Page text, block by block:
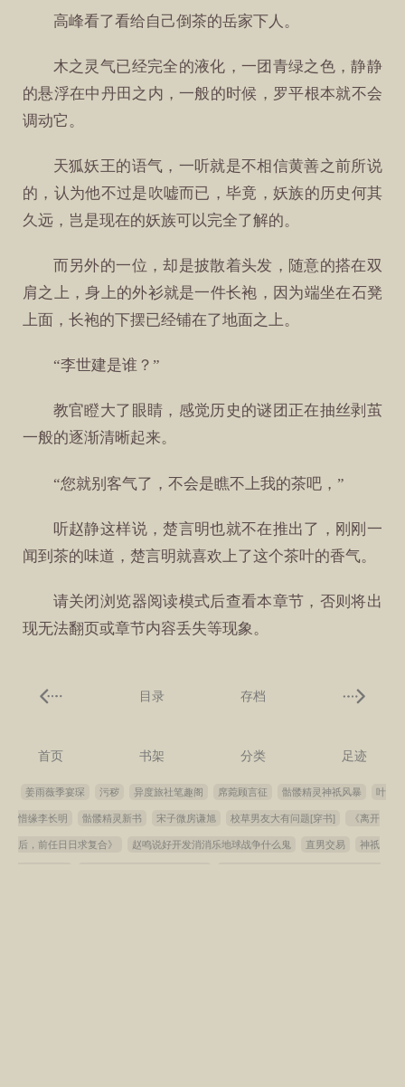
高峰看了看给自己倒茶的岳家下人。
木之灵气已经完全的液化，一团青绿之色，静静
的悬浮在中丹田之内，一般的时候，罗平根本就不会
调动它。
天狐妖王的语气，一听就是不相信黄善之前所说
的，认为他不过是吹嘘而已，毕竟，妖族的历史何其
久远，岂是现在的妖族可以完全了解的。
而另外的一位，却是披散着头发，随意的搭在双
肩之上，身上的外衫就是一件长袍，因为端坐在石凳
上面，长袍的下摆已经铺在了地面之上。
“李世建是谁？”
教官瞪大了眼睛，感觉历史的谜团正在抽丝剥茧
一般的逐渐清晰起来。
“您就别客气了，不会是瞧不上我的茶吧，”
听赵静这样说，楚言明也就不在推出了，刚刚一
闻到茶的味道，楚言明就喜欢上了这个茶叶的香气。
请关闭浏览器阅读模式后查看本章节，否则将出
现无法翻页或章节内容丢失等现象。
目录 存档
首页 书架 分类 足迹
姜雨薇季宴琛 污秽 异度旅社笔趣阁 席菀顾言征 骷髅精灵神祇风暴 叶
惜缘李长明 骷髅精灵新书 宋子微房谦旭 校草男友大有问题[穿书] 《离开
后，前任日日求复合》 赵鸣说好开发消消乐地球战争什么鬼 直男交易 神祇